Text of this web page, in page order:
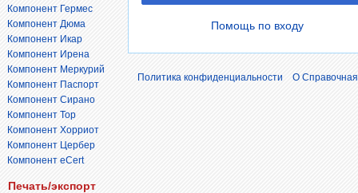
Помощь по входу
Компонент Гермес
Компонент Дюма
Компонент Икар
Компонент Ирена
Компонент Меркурий
Компонент Паспорт
Компонент Сирано
Компонент Тор
Компонент Хорриот
Компонент Цербер
Компонент eCert
Печать/экспорт
Политика конфиденциальности О Справочная